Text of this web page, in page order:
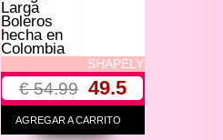
Larga
Boleros
hecha en
Colombia
SHAPELY
€ 54.99 49.5
AGREGAR A CARRITO